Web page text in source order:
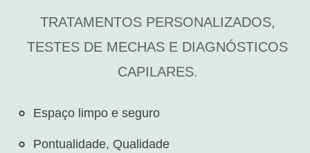
TRATAMENTOS PERSONALIZADOS,
TESTES DE MECHAS E DIAGNÓSTICOS
CAPILARES.
Espaço limpo e seguro​
Pontualidade, Qualidade